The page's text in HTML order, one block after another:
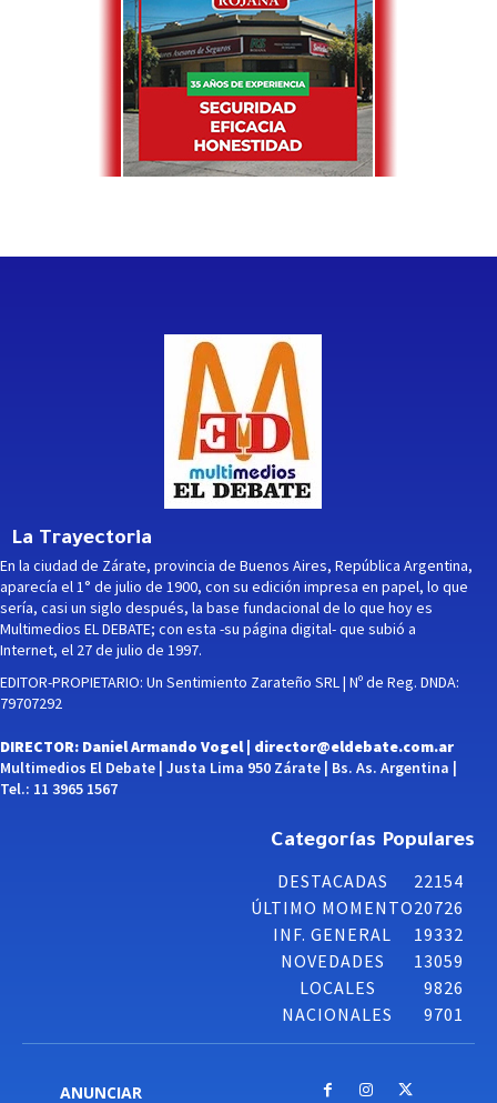
La Trayectoria
En la ciudad de Zárate, provincia de Buenos Aires, República Argentina,
aparecía el 1° de julio de 1900, con su edición impresa en papel, lo que
sería, casi un siglo después, la base fundacional de lo que hoy es
Multimedios EL DEBATE; con esta -su página digital- que subió a
Internet, el 27 de julio de 1997.
EDITOR-PROPIETARIO: Un Sentimiento Zarateño SRL | Nº de Reg. DNDA:
79707292
DIRECTOR: Daniel Armando Vogel | director@eldebate.com.ar
Multimedios El Debate | Justa Lima 950 Zárate | Bs. As. Argentina |
Tel.: 11 3965 1567
Categorías Populares
DESTACADAS
22154
ÚLTIMO MOMENTO20726
INF. GENERAL
19332
NOVEDADES
13059
LOCALES
9826
NACIONALES
9701
ANUNCIAR